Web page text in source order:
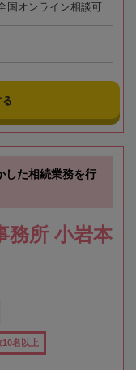
国オンライン相談可
した相続業務を行
務所 小岩本
10名以上